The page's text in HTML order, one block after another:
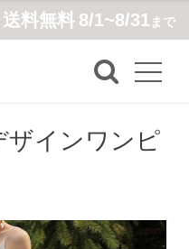
送料無料 8/1~8/31まで
ザインワンピ